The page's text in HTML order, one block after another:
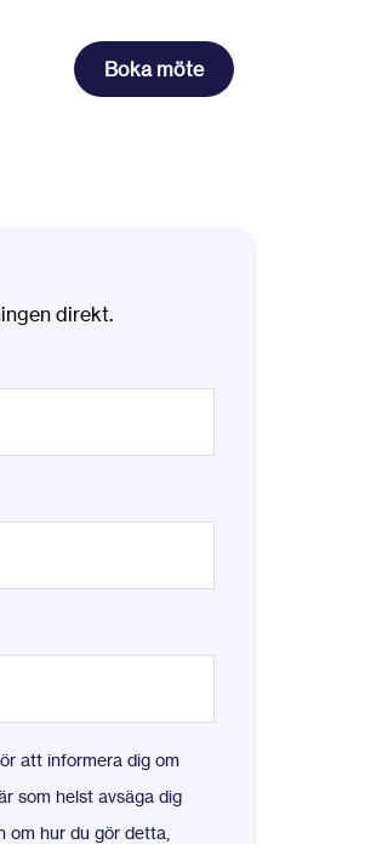
Boka möte
direkt.
att informera dig om
som helst avsäga dig
om hur du gör detta,